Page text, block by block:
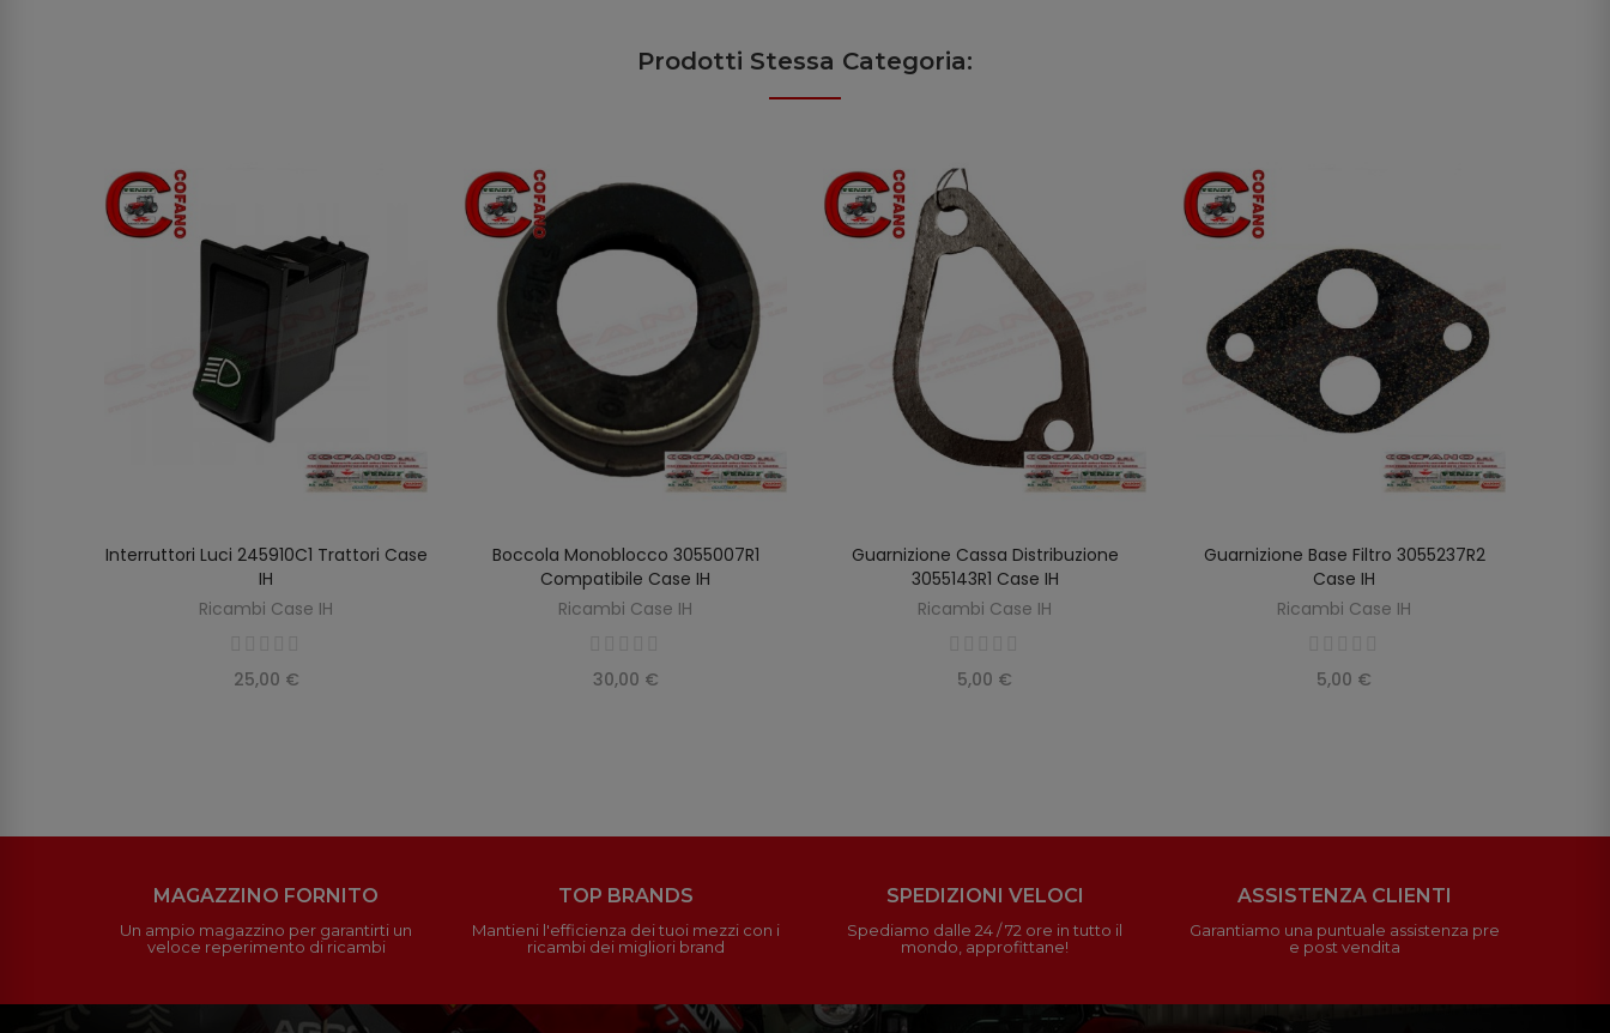
Prodotti Stessa Categoria:
AGGIUNGI AL CARRELLO
Interruttori Luci 245910C1 Trattori Case
IH
Ricambi Case IH
25,00 €
AGGIUNGI AL CARRELLO
Boccola Monoblocco 3055007R1
Compatibile Case IH
Ricambi Case IH
30,00 €
AGGIUNGI AL CARRELLO
Guarnizione Cassa Distribuzione
3055143R1 Case IH
Ricambi Case IH
5,00 €
AGGIUNGI AL CARRELLO
Guarnizione Base Filtro 3055237R2
Case IH
Ricambi Case IH
5,00 €
MAGAZZINO FORNITO
Un ampio magazzino per garantirti un
veloce reperimento di ricambi
TOP BRANDS
Mantieni l'efficienza dei tuoi mezzi con i
ricambi dei migliori brand
SPEDIZIONI VELOCI
Spediamo dalle 24 / 72 ore in tutto il
mondo, approfittane!
ASSISTENZA CLIENTI
Garantiamo una puntuale assistenza pre
e post vendita